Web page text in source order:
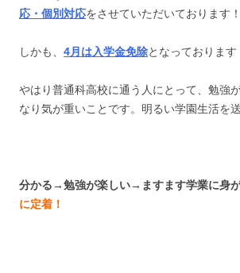
応・個別対応をさせていただいております！
しかも、 4月は入学金免除となっております
やはり普通科高校に通う人にとって、勉強
なり気が重いことです。明るい学園生活を
分かる→勉強が楽しい→ますます学業に身
に定着！